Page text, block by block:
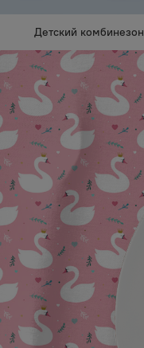
Детский комбинезон